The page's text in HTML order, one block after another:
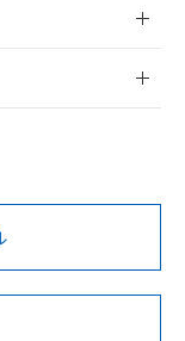
以下を必ずお読
式承認
ランス
KR型式
（韓国